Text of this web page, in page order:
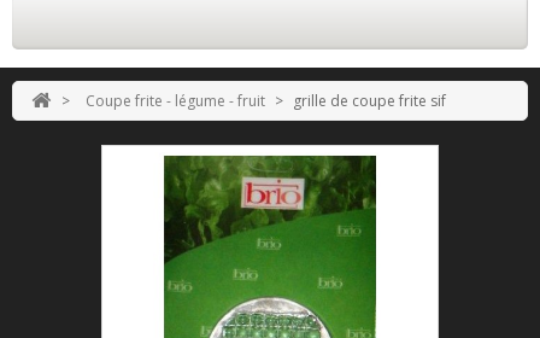
> Coupe frite - légume - fruit > grille de coupe frite sif